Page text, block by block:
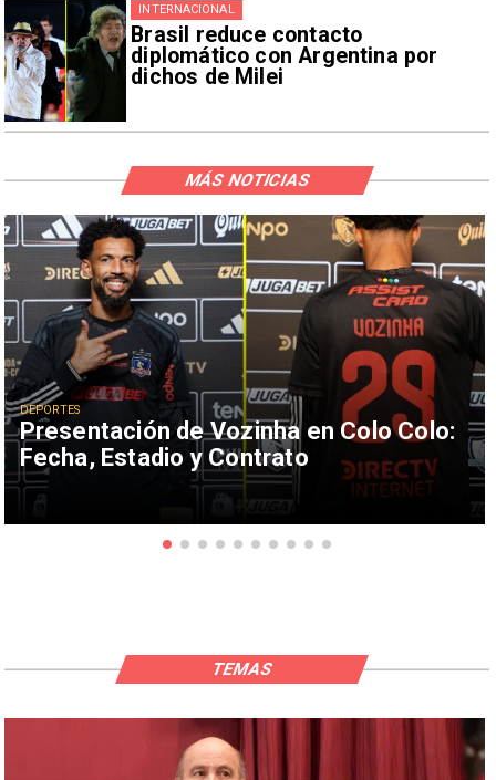
Brasil reduce contacto
diplomático con Argentina por
dichos de Milei
INTERNACIONAL
Presentación de Vozinha en Colo Colo:
Fecha, Estadio y Contrato
DEPORTES
MÁS NOTICIAS
TEMAS